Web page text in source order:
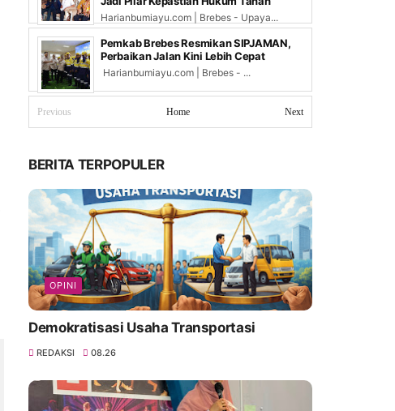
Harianbumiayu.com | Brebes - Upaya...
Pemkab Brebes Resmikan SIPJAMAN,
Perbaikan Jalan Kini Lebih Cepat
Harianbumiayu.com | Brebes - ...
Previous Next
Home
BERITA TERPOPULER
OPINI
Demokratisasi Usaha Transportasi
REDAKSI 08.26